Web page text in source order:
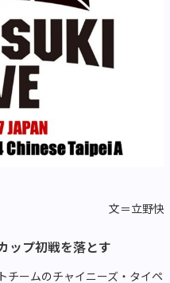
文＝立野快
ップ初戦を落とす
チームのチャイニーズ・タイペ